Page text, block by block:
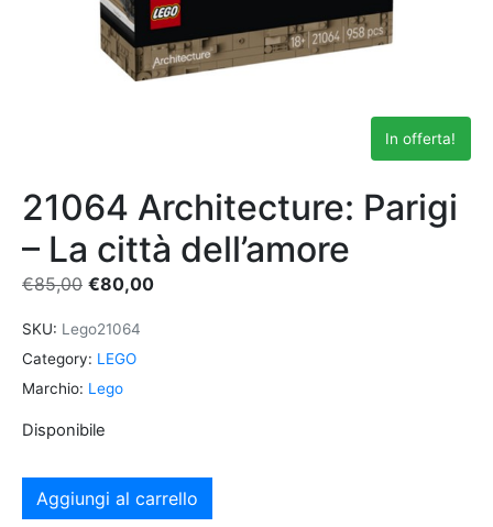
In offerta!
21064 Architecture: Parigi
– La città dell’amore
€85,00 €80,00
SKU: Lego21064
Category: LEGO
Marchio: Lego
Disponibile
Aggiungi al carrello